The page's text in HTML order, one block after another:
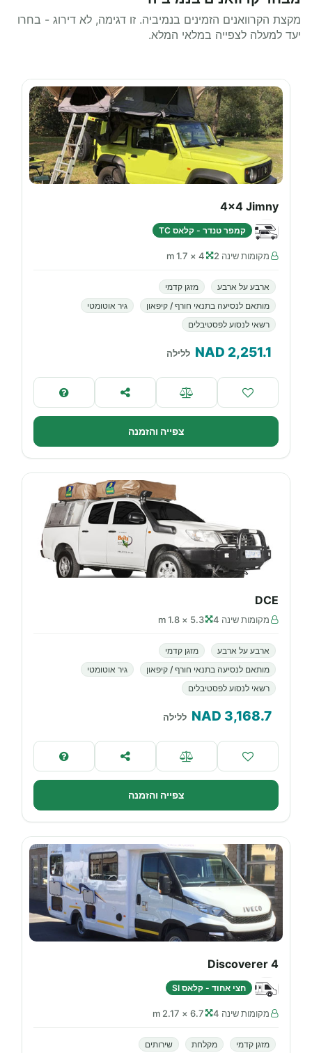
מקצת הקרוואנים הזמינים בנמיביה. זו דגימה, לא דירוג - בחרו
יעד למעלה לצפייה במלאי המלא.
4x4 Jimny
קמפר טנדר - קלאס TC
מקומות שינה 2 4 × 1.7 m
ארבע על ארבע
מזגן קדמי
מותאם לנסיעה בתנאי חורף / קיפאון
גיר אוטומטי
רשאי לנסוע לפסטיבלים
2,251.1
NAD ללילה
צפייה והזמנה
DCE
מקומות שינה 4 5.3 × 1.8 m
ארבע על ארבע
מזגן קדמי
מותאם לנסיעה בתנאי חורף / קיפאון
גיר אוטומטי
רשאי לנסוע לפסטיבלים
3,168.7
NAD ללילה
צפייה והזמנה
Discoverer 4
חצי אחוד - קלאס SI
מקומות שינה 4 6.7 × 2.17 m
מזגן קדמי מקלחת
שירותים